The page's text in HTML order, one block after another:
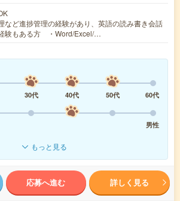
など進捗管理の経験があり、英語の読み書き会話
験もある方 ・Word/Excel/…
30代 40代 50代
60代
男性
もっと見る
応募へ進む 詳しく見る